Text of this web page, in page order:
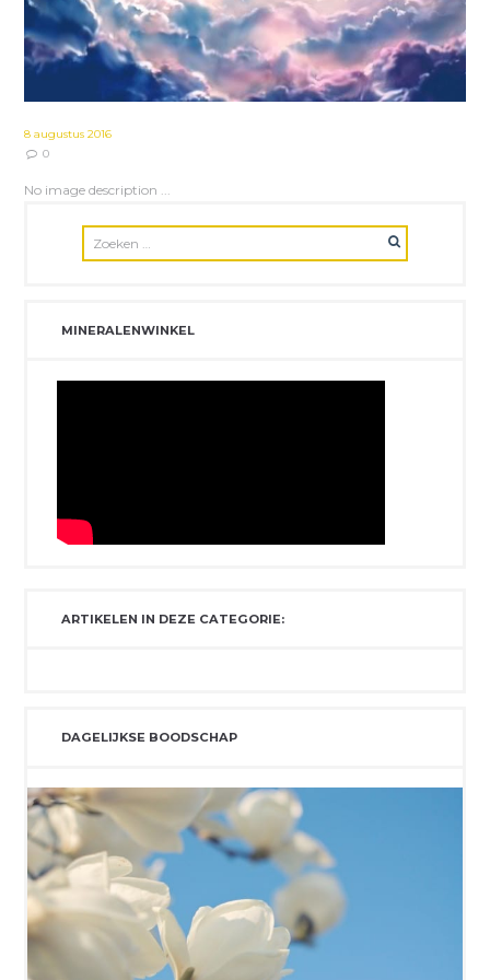
8 augustus 2016
0
No image description ...
MINERALENWINKEL
ARTIKELEN IN DEZE CATEGORIE:
DAGELIJKSE BOODSCHAP